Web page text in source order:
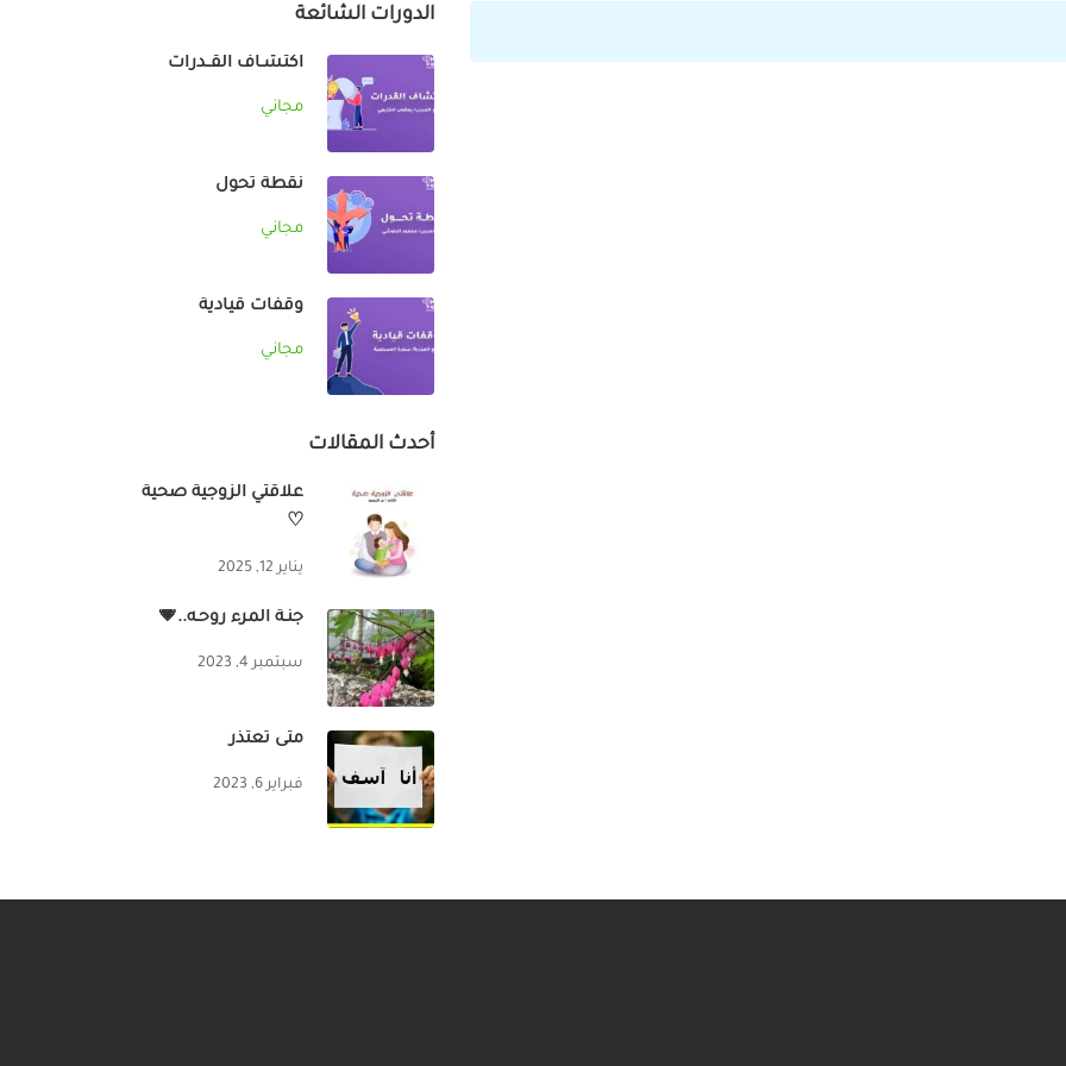
الدورات الشائعة
اكتشـاف القــدرات
مجاني
نقطة تحول
مجاني
وقفات قيادية
مجاني
أحدث المقالات
علاقتي الزوجية صحية
♡
يناير 12, 2025
جنّـة المرء روحـه..💗
سبتمبر 4, 2023
متى تعتذر
فبراير 6, 2023